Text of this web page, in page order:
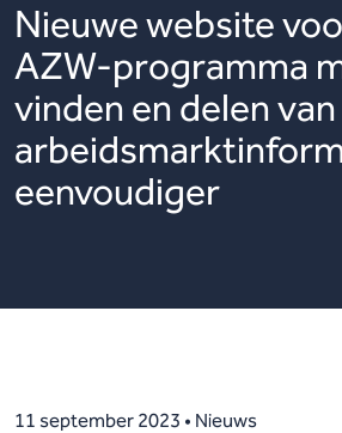
Nieuwe website
AZW-programma
vinden en delen van
eenvoudiger
11 september 2023 • Nieuws